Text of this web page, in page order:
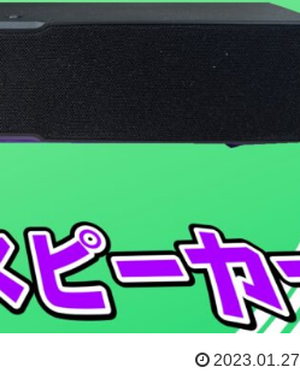
2023.01.27